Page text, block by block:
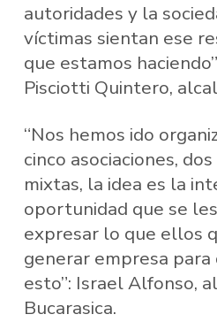
autoridades y la
víctimas sientan ese
que estamos
Pisciotti Quintero,
“Nos hemos ido
cinco asociaciones,
mixtas, la idea es la
oportunidad que se
expresar lo que ellos
generar empresa
esto”: Israel Alfonso,
Bucarasica.